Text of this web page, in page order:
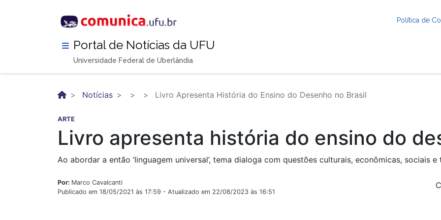
Política de
Portal de Notícias da UFU
Universidade Federal de Uberlândia
Notícias Livro Apresenta História do Ensino do Desenho no Brasil
ARTE
Livro apresenta história do ensino do
Ao abordar a então ‘linguagem universal’, tema dialoga com questões culturais, econômicas, sociais
Por: Marco Cavalcanti
Publicado em 18/05/2021 às 17:59 - Atualizado em 22/08/2023 às 16:51